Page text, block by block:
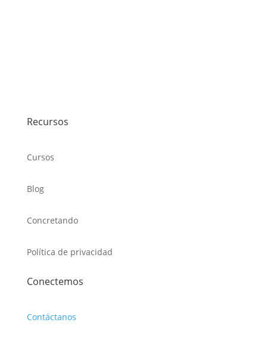
Recursos
Cursos
Blog
Concretando
Política de privacidad
Conectemos
Contáctanos